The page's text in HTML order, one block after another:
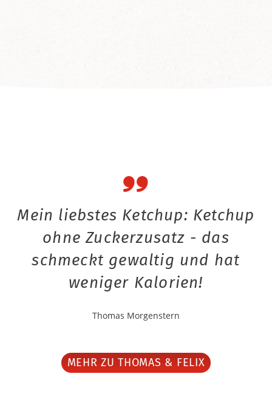
Mein liebstes Ketchup: Ketchup
ohne Zuckerzusatz - das
schmeckt gewaltig und hat
weniger Kalorien!
Thomas Morgenstern
MEHR ZU THOMAS & FELIX